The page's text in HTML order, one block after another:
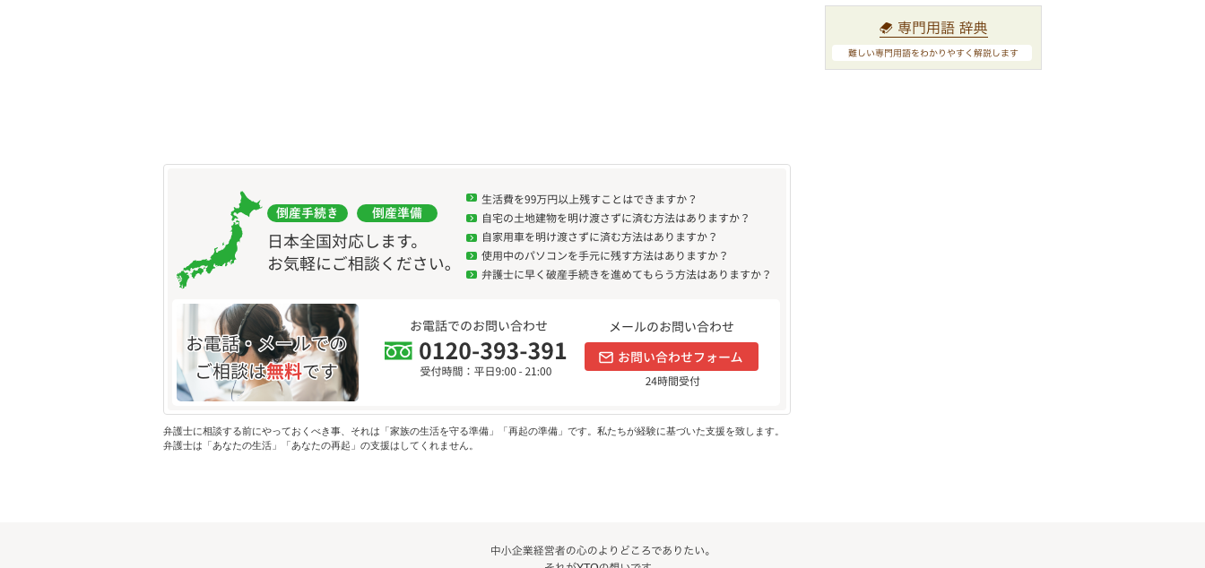
弁護士に相談する前にやっておくべき事、それは「家族の生活を守る準備」「再起の準備」です。私たちが経験に基づいた支援を致します。
弁護士は「あなたの生活」「あなたの再起」の支援はしてくれません。